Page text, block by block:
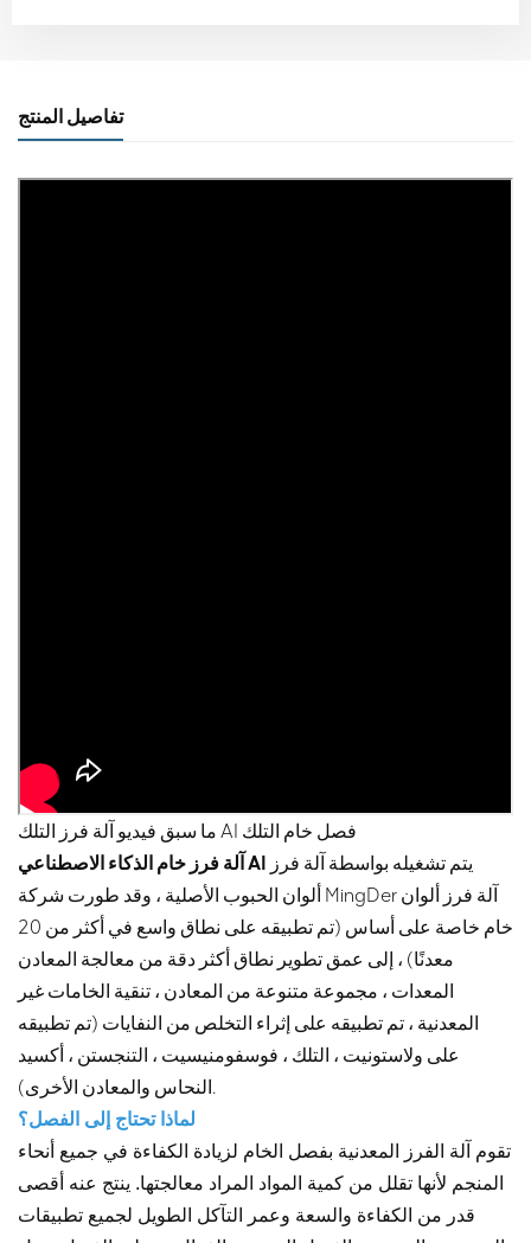
تفاصيل المنتج
ما سبق فيديو آلة فرز التلك AI فصل خام التلك
آلة فرز خام الذكاء الاصطناعي AI
ألوان الحبوب الأصلية ، وقد طورت شركة MingDer آلة فرز ألوان
خام خاصة على أساس (تم تطبيقه على نطاق واسع في أكثر من 20
معدنًا) ، إلى عمق تطوير نطاق أكثر دقة من معالجة المعادن
المعدات ، مجموعة متنوعة من المعادن ، تنقية الخامات غير
المعدنية ، تم تطبيقه على إثراء التخلص من النفايات (تم تطبيقه
على ولاستونيت ، التلك ، فوسفومنيسيت ، التنجستن ، أكسيد
النحاس والمعادن الأخرى).
لماذا تحتاج إلى الفصل؟
تقوم آلة الفرز المعدنية بفصل الخام لزيادة الكفاءة في جميع أنحاء
المنجم لأنها تقلل من كمية المواد المراد معالجتها. ينتج عنه أقصى
قدر من الكفاءة والسعة وعمر التآكل الطويل لجميع تطبيقات